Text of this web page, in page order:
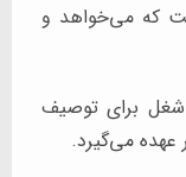
که می‌خواهد و
برای توصیف
می‌گیرد.